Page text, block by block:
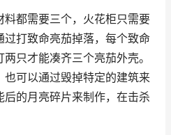
料都需要三个，火花柜只需要
打致命亮茄掉落，每个致命
只才能凑齐三个亮茄外壳。
可以通过毁掉特定的建筑来
的月亮碎片来制作，在击杀